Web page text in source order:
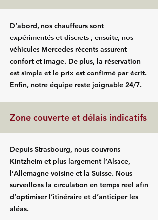
D’abord, nos chauffeurs sont
expérimentés et discrets ; ensuite, nos
véhicules Mercedes récents assurent
confort et image. De plus, la réservation
est simple et le prix est confirmé par écrit.
Enfin, notre équipe reste joignable 24/7.
Zone couverte et délais indicatifs
Depuis Strasbourg, nous couvrons
Kintzheim et plus largement l’Alsace,
l’Allemagne voisine et la Suisse. Nous
surveillons la circulation en temps réel afin
d’optimiser l’itinéraire et d’anticiper les
aléas.